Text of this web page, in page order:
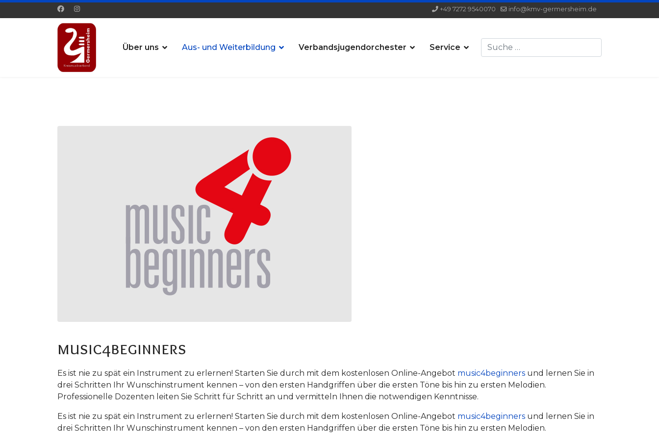
+49 7272 9540070 info@kmv-germersheim.de
Über uns Aus- und Weiterbildung Verbandsjugendorchester Service Suchen
music4beginners
Es ist nie zu spät ein Instrument zu erlernen! Starten Sie durch mit dem kostenlosen Online-Angebot music4beginners und lernen Sie in
drei Schritten Ihr Wunschinstrument kennen – von den ersten Handgriffen über die ersten Töne bis hin zu ersten Melodien.
Professionelle Dozenten leiten Sie Schritt für Schritt an und vermitteln Ihnen die notwendigen Kenntnisse.
Es ist nie zu spät ein Instrument zu erlernen! Starten Sie durch mit dem kostenlosen Online-Angebot music4beginners und lernen Sie in
drei Schritten Ihr Wunschinstrument kennen – von den ersten Handgriffen über die ersten Töne bis hin zu ersten Melodien.